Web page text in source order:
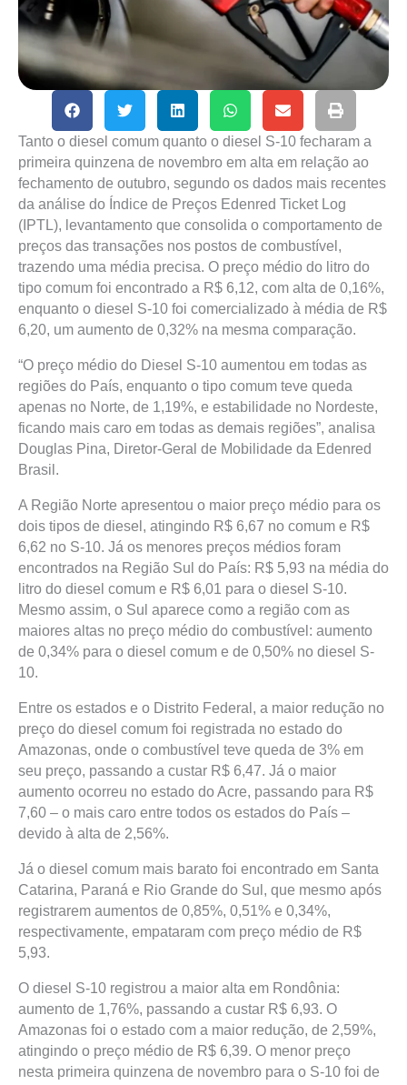
Tanto o diesel comum quanto o diesel S-10 fecharam a
primeira quinzena de novembro em alta em relação ao
fechamento de outubro, segundo os dados mais recentes
da análise do Índice de Preços Edenred Ticket Log
(IPTL), levantamento que consolida o comportamento de
preços das transações nos postos de combustível,
trazendo uma média precisa. O preço médio do litro do
tipo comum foi encontrado a R$ 6,12, com alta de 0,16%,
enquanto o diesel S-10 foi comercializado à média de R$
6,20, um aumento de 0,32% na mesma comparação.
“O preço médio do Diesel S-10 aumentou em todas as
regiões do País, enquanto o tipo comum teve queda
apenas no Norte, de 1,19%, e estabilidade no Nordeste,
ficando mais caro em todas as demais regiões”, analisa
Douglas Pina, Diretor-Geral de Mobilidade da Edenred
Brasil.
A Região Norte apresentou o maior preço médio para os
dois tipos de diesel, atingindo R$ 6,67 no comum e R$
6,62 no S-10. Já os menores preços médios foram
encontrados na Região Sul do País: R$ 5,93 na média do
litro do diesel comum e R$ 6,01 para o diesel S-10.
Mesmo assim, o Sul aparece como a região com as
maiores altas no preço médio do combustível: aumento
de 0,34% para o diesel comum e de 0,50% no diesel S-
10.
Entre os estados e o Distrito Federal, a maior redução no
preço do diesel comum foi registrada no estado do
Amazonas, onde o combustível teve queda de 3% em
seu preço, passando a custar R$ 6,47. Já o maior
aumento ocorreu no estado do Acre, passando para R$
7,60 – o mais caro entre todos os estados do País –
devido à alta de 2,56%.
Já o diesel comum mais barato foi encontrado em Santa
Catarina, Paraná e Rio Grande do Sul, que mesmo após
registrarem aumentos de 0,85%, 0,51% e 0,34%,
respectivamente, empataram com preço médio de R$
5,93.
O diesel S-10 registrou a maior alta em Rondônia:
aumento de 1,76%, passando a custar R$ 6,93. O
Amazonas foi o estado com a maior redução, de 2,59%,
atingindo o preço médio de R$ 6,39. O menor preço
nesta primeira quinzena de novembro para o S-10 foi de